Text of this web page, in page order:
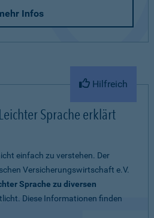
Infos
Hilfreich
Sprache erklärt
einfach zu verstehen. Der
Versicherungswirtschaft e.V.
Sprache zu diversen
Diese Informationen finden